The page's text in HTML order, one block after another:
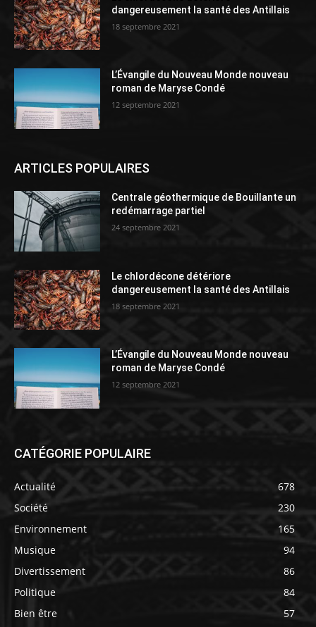
dangereusement la santé des Antillais
18 septembre 2021
L’Évangile du Nouveau Monde nouveau
roman de Maryse Condé
12 septembre 2021
ARTICLES POPULAIRES
Centrale géothermique de Bouillante un
redémarrage partiel
24 septembre 2021
Le chlordécone détériore
dangereusement la santé des Antillais
18 septembre 2021
L’Évangile du Nouveau Monde nouveau
roman de Maryse Condé
12 septembre 2021
CATÉGORIE POPULAIRE
Actualité
678
Société
230
Environnement
165
Musique
94
Divertissement
86
Politique
84
Bien être
57